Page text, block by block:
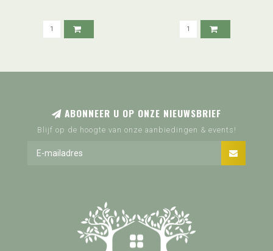
ABONNEER U OP ONZE NIEUWSBRIEF
Blijf op de hoogte van onze aanbiedingen & events!